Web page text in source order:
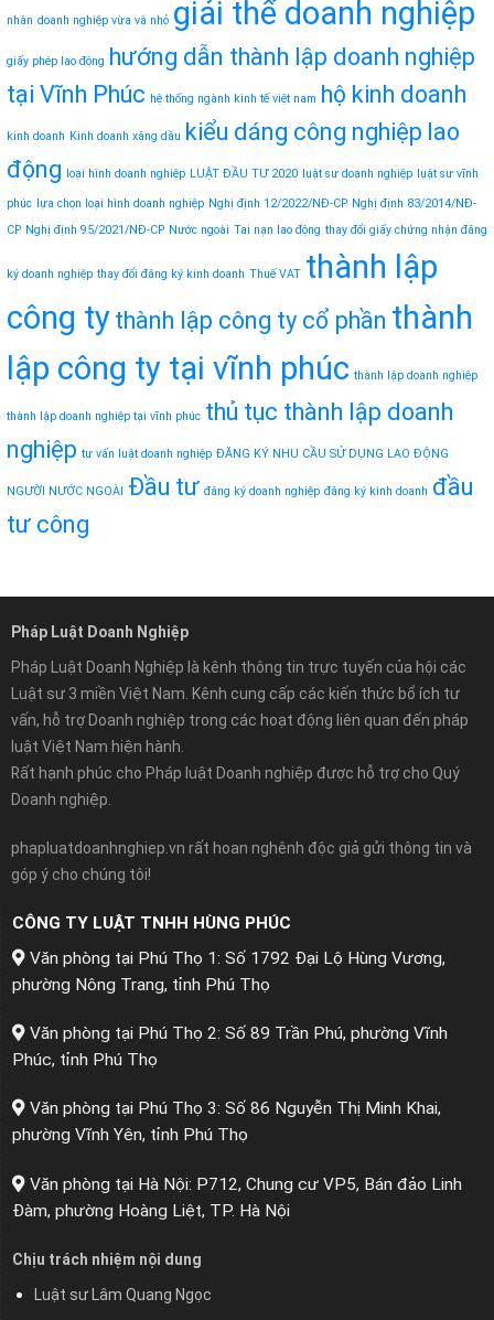
nhân doanh nghiệp vừa và nhỏ giải thể doanh nghiệp
giấy phép lao động hướng dẫn thành lập doanh nghiệp
tại Vĩnh Phúc hệ thống ngành kinh tế việt nam hộ kinh doanh
kinh doanh Kinh doanh xăng dầu kiểu dáng công nghiệp lao
động loại hình doanh nghiệp LUẬT ĐẦU TƯ 2020 luật sư doanh nghiệp luật sư vĩnh
phúc lựa chọn loại hình doanh nghiệp Nghị định 12/2022/NĐ-CP Nghị định 83/2014/NĐ-
CP Nghị định 95/2021/NĐ-CP Nước ngoài Tai nạn lao động thay đổi giấy chứng nhận đăng
ký doanh nghiệp thay đổi đăng ký kinh doanh Thuế VAT thành lập
công ty thành lập công ty cổ phần thành
lập công ty tại vĩnh phúc thành lập doanh nghiệp
thành lập doanh nghiệp tại vĩnh phúc thủ tục thành lập doanh
nghiệp tư vấn luật doanh nghiệp ĐĂNG KÝ NHU CẦU SỬ DỤNG LAO ĐỘNG
NGƯỜI NƯỚC NGOÀI Đầu tư đăng ký doanh nghiệp đăng ký kinh doanh đầu
tư công
Pháp Luật Doanh Nghiệp
Pháp Luật Doanh Nghiệp là kênh thông tin trực tuyến của hội các
Luật sư 3 miền Việt Nam. Kênh cung cấp các kiến thức bổ ích tư
vấn, hỗ trợ Doanh nghiệp trong các hoạt động liên quan đến pháp
luật Việt Nam hiện hành.
Rất hạnh phúc cho Pháp luật Doanh nghiệp được hỗ trợ cho Quý
Doanh nghiệp.
phapluatdoanhnghiep.vn rất hoan nghênh độc giả gửi thông tin và
góp ý cho chúng tôi!
CÔNG TY LUẬT TNHH HÙNG PHÚC
Văn phòng tại Phú Thọ 1: Số 1792 Đại Lộ Hùng Vương,
phường Nông Trang, tỉnh Phú Thọ
Văn phòng tại Phú Thọ 2: Số 89 Trần Phú, phường Vĩnh
Phúc, tỉnh Phú Thọ
Văn phòng tại Phú Thọ 3: Số 86 Nguyễn Thị Minh Khai,
phường Vĩnh Yên, tỉnh Phú Thọ
Văn phòng tại Hà Nội: P712, Chung cư VP5, Bán đảo Linh
Đàm, phường Hoàng Liệt, TP. Hà Nội
Chịu trách nhiệm nội dung
Luật sư Lâm Quang Ngọc